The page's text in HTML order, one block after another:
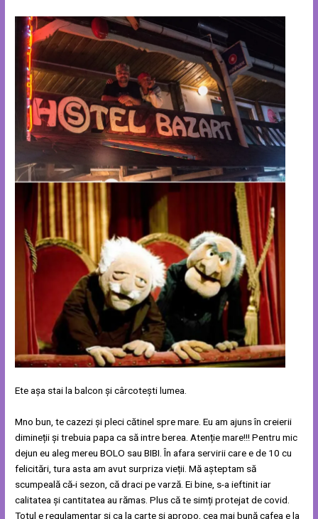
Ete așa stai la balcon și cârcotești lumea.
Mno bun, te cazezi și pleci cătinel spre mare. Eu am ajuns în creierii
dimineții și trebuia papa ca să intre berea. Atenție mare!!! Pentru mic
dejun eu aleg mereu BOLO sau BIBI. În afara servirii care e de 10 cu
felicitări, tura asta am avut surpriza vieții. Mă așteptam să
scumpeală că-i sezon, că draci pe varză. Ei bine, s-a ieftinit iar
calitatea și cantitatea au rămas. Plus că te simți protejat de covid.
Totul e regulamentar și ca la carte și apropo, cea mai bună cafea e la